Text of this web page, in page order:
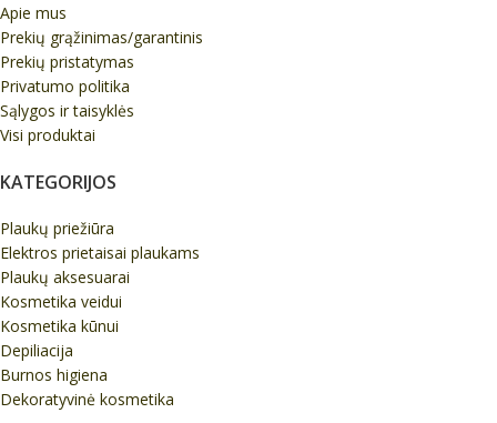
Apie mus
Prekių grąžinimas/garantinis
Prekių pristatymas
Privatumo politika
Sąlygos ir taisyklės
Visi produktai
KATEGORIJOS
Plaukų priežiūra
Elektros prietaisai plaukams
Plaukų aksesuarai
Kosmetika veidui
Kosmetika kūnui
Depiliacija
Burnos higiena
Dekoratyvinė kosmetika